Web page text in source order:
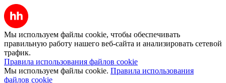
Мы используем файлы cookie, чтобы обеспечивать
правильную работу нашего веб-сайта и анализировать сетевой
трафик.
Правила использования файлов cookie
Мы используем файлы cookie. Правила использования
файлов cookie